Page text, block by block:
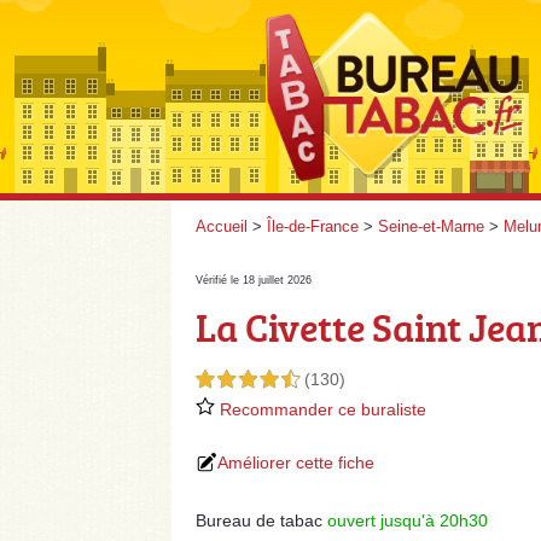
Accueil > Île-de-France > Seine-et-Marne >
Vérifié le 18 juillet 2026
La Civette Saint
4,5 étoiles sur 5 (130)
Recommander ce buraliste
Améliorer cette fiche
Bureau de tabac ouvert jusqu'à 20h30